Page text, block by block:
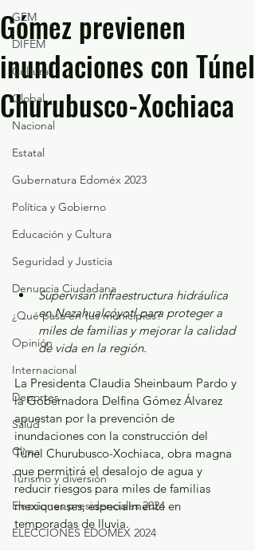
GEM
DIFEM
Cultura
Global
Nacional
Estatal
Gubernatura Edoméx 2023
Política y Gobierno
Educación y Cultura
Seguridad y Justicia
Denuncia Ciudadana
¿Qué pasa en tus municipios?
Opinión
Internacional
Deportes
Salud
Clima
Turismo y diversión
Elecciones presidenciales 2024
ELECCIONES EDOMEX 2024
Gómez previenen
inundaciones con Túnel
Churubusco-Xochiaca
Supervisan infraestructura hidráulica
en Nezahualcóyotl para proteger a
miles de familias y mejorar la calidad
de vida en la región.
La Presidenta Claudia Sheinbaum Pardo y
la Gobernadora Delfina Gómez Álvarez
apuestan por la prevención de
inundaciones con la construcción del
Túnel Churubusco-Xochiaca, obra magna
que permitirá el desalojo de agua y
reducir riesgos para miles de familias
mexiquenses, especialmente en
temporadas de lluvia.